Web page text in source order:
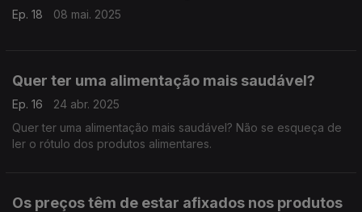
Ep. 18 08 mai. 2025
Quer ter uma alimentação mais saudável?
Ep. 16
24 abr. 2025
Quer ter uma alimentação mais saudável? Não se esqueça de
ler o rótulo dos produtos alimentares.
Os preços têm de estar afixados nos produtos